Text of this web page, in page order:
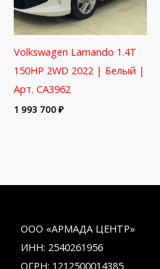
Volkswagen Lamando 1.4T
150HP 2WD 2022 | Белый |
Арт. CA3962
1 993 700₽
ООО «АРМАДА ЦЕНТР»
ИНН: 2540261956
ОГРН: 1212500014385